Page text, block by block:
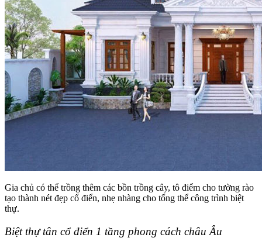
Gia chủ có thể trồng thêm các bồn trồng cây, tô điểm cho tường rào
tạo thành nét đẹp cổ điển, nhẹ nhàng cho tổng thể công trình biệt
thự.
Biệt thự tân cổ điển 1 tầng phong cách châu Âu